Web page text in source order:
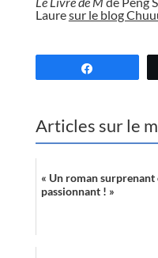
Lauresur le blog
Articles sur le
« Un roman surprenant
passionnant ! »